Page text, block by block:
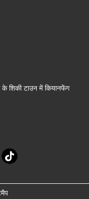
के शि‍की टाउन में कियानफेंग